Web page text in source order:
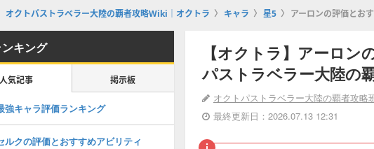
オクトパストラベラー大陸の覇者攻略Wiki｜オクトラ キャラ 星5 アーロンの評価とお
【オクトラ】アーロ
パストラベラー大陸の覇
オクトパストラベラー大陸の覇者攻略
最終更新日：2026.07.13 12:31
キング
人気記事 掲示板
強キャラ評価ランキング
ルクの評価とおすすめアビリティ